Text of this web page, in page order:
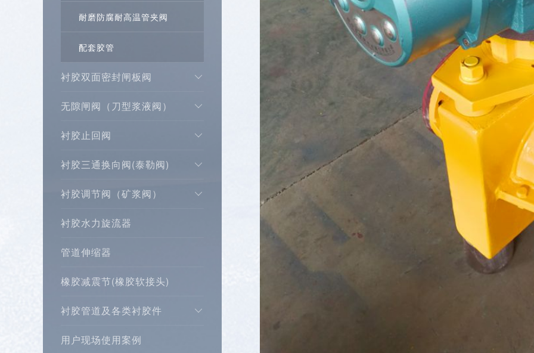
耐磨防腐耐高温管夹阀
配套胶管
衬胶双面密封闸板阀
无隙闸阀（刀型浆液阀）
衬胶止回阀
衬胶三通换向阀(泰勒阀)
衬胶调节阀（矿浆阀）
衬胶水力旋流器
管道伸缩器
橡胶减震节(橡胶软接头)
衬胶管道及各类衬胶件
用户现场使用案例